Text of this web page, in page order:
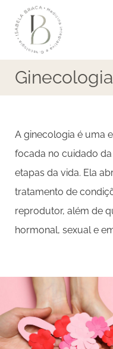
Ginecologia
A ginecologia é uma
focada no cuidado
etapas da vida. Ela
tratamento de
reprodutor, além de
hormonal, sexual e